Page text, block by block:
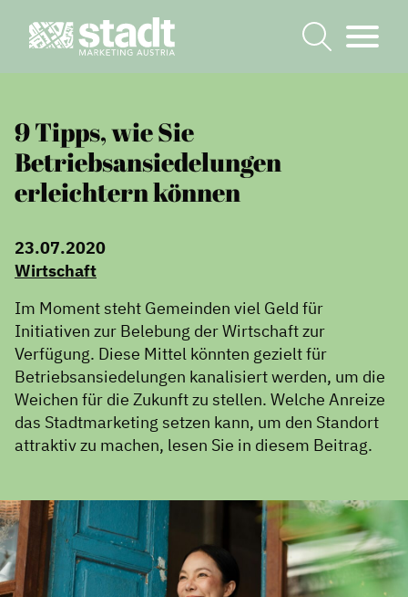
9 Tipps, wie Sie
Betriebsansiedelungen
erleichtern können
23.07.2020
Wirtschaft
Im Moment steht Gemeinden viel Geld für
Initiativen zur Belebung der Wirtschaft zur
Verfügung. Diese Mittel könnten gezielt für
Betriebsansiedelungen kanalisiert werden, um die
Weichen für die Zukunft zu stellen. Welche Anreize
das Stadtmarketing setzen kann, um den Standort
attraktiv zu machen, lesen Sie in diesem Beitrag.